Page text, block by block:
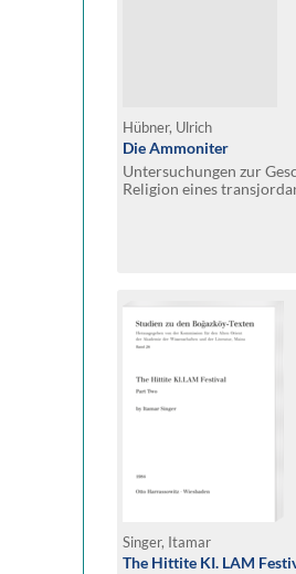
Hübner, Ulrich
Die Ammoniter
Untersuchungen zur
Religion eines
Singer, Itamar
The Hittite KI. LAM